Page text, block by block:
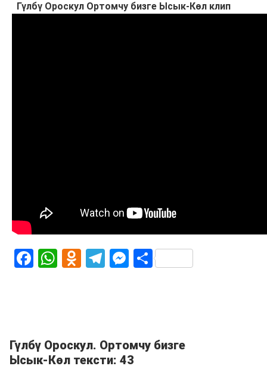
Гүлбү Ороскул Ортомчу бизге Ысык-Көл клип
Facebook
WhatsApp
Odnoklassniki
Telegram
Messenger
Share
Гүлбү Ороскул. Ортомчу бизге
Ысык-Көл тексти: 43